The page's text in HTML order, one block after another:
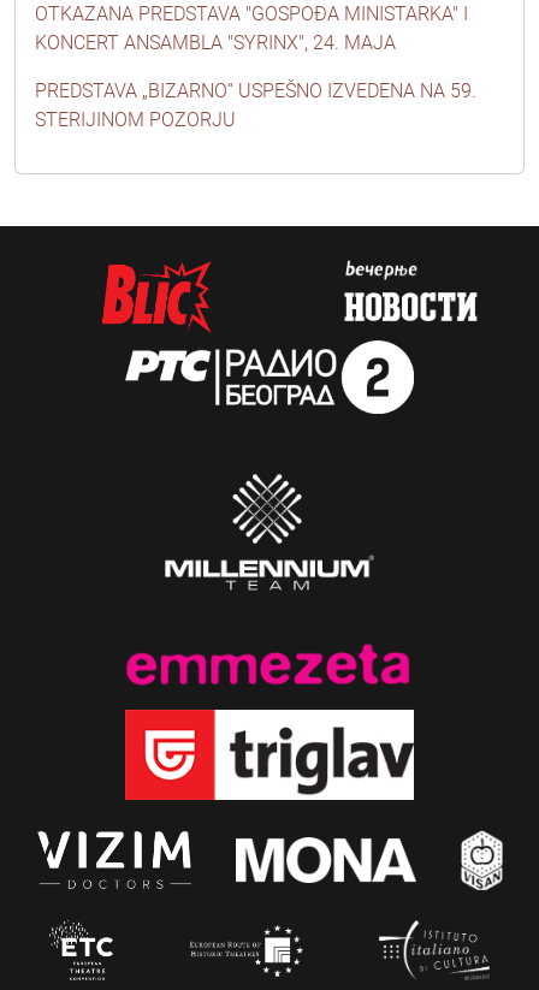
OTKAZANA PREDSTAVA "GOSPOĐA MINISTARKA" I
KONCERT ANSAMBLA "SYRINX", 24. MAJA
PREDSTAVA „BIZARNO“ USPEŠNO IZVEDENA NA 59.
STERIJINOM POZORJU